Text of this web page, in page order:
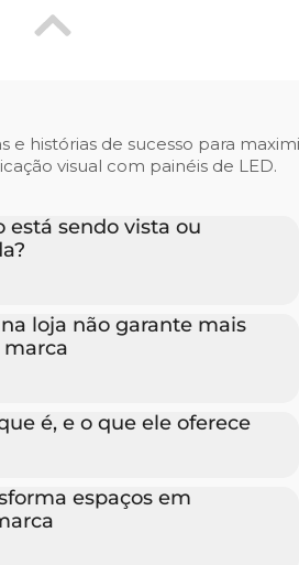
e histórias de sucesso para
visual com painéis de LED.
está sendo vista ou
loja não garante mais
marca
é, e o que ele oferece
espaços em